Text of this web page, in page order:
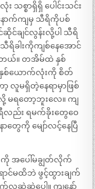
စာရှိရှိ ပေါင်းသင်း
ောက်ကျမှ သီရိကိုပစ်
ချင်လွန်းလို့ပါ သီရိ
ခါးကိုကျစ်နေအောင်
တယ်။ တအိမ်ထဲ နှစ်
ယောက်လုံးကို စိတ်
လူမရှိတဲ့နေရာမှာဖြစ်
မရတော့ဘူးလေ။ ကျ
ည်း ရမက်ခိုးတွေဝေ
ာတွေကို မျော်လင့်နေပြီ
ကို အပေါ်မချွတ်လိုက်
ာင်မထိဘဲ ဖွင့်ထွားချက်
လုဆဲဆဲပေါ့။ ကျနော်